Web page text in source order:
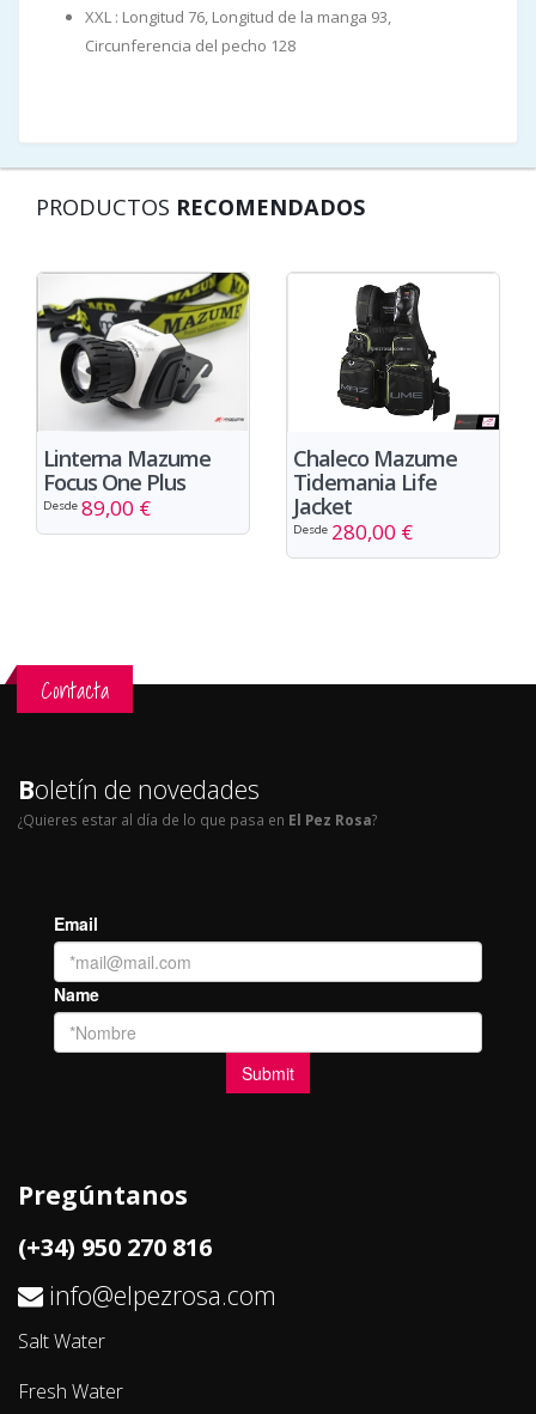
XXL : Longitud 76, Longitud de la manga 93,
Circunferencia del pecho 128
PRODUCTOS RECOMENDADOS
Linterna Mazume
Focus One Plus
Desde 89,00 €
Chaleco Mazume
Tidemania Life
Jacket
Desde 280,00 €
Contacta
Boletín de novedades
¿Quieres estar al día de lo que pasa en El Pez Rosa?
Pregúntanos
(+34) 950 270 816
info@elpezrosa.com
Salt Water
Fresh Water